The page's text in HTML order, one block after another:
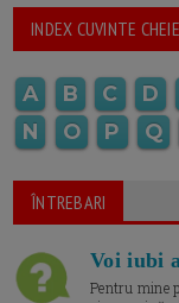
INDEX CUVINTE CHEIE
A B C D
N
O P Q
ÎNTREBARI
Voi iubi
Pentru mine